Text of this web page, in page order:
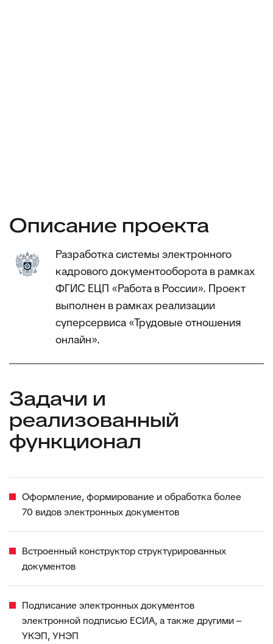
Описание проекта
Разработка системы электронного
кадрового документооборота в рамках
ФГИС ЕЦП «Работа в России». Проект
выполнен в рамках реализации
суперсервиса «Трудовые отношения
онлайн».
Задачи и
реализованный
функционал
Оформление, формирование и обработка более
70 видов электронных документов
Встроенный конструктор структурированных
документов
Подписание электронных документов
электронной подписью ЕСИА, а также другими –
УКЭП, УНЭП